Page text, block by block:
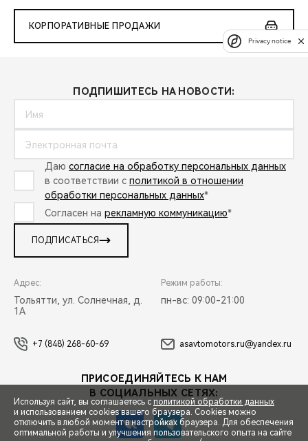
КОРПОРАТИВНЫЕ ПРОДАЖИ
ПОДПИШИТЕСЬ НА НОВОСТИ:
Даю согласие на обработку персональных данных
в соответствии с политикой в отношении
обработки персональных данных*
Согласен на рекламную коммуникацию*
ПОДПИСАТЬСЯ
Адрес:
Тольятти, ул. Солнечная, д.
1А
Режим работы:
пн-вс: 09:00-21:00
+7 (848) 268-60-69 asavtomotors.ru@yandex.ru
ПРИСОЕДИНЯЙТЕСЬ К НАМ
В СОЦИАЛЬНЫХ СЕТЯХ:
Используя сайт, вы соглашаетесь с политикой обработки данных
и использованием cookies вашего браузера. Cookies можно
отключить в любой момент в настройках браузера. Для обеспечения
оптимальной работы и улучшения пользовательского опыта на сайте
Privacy notice